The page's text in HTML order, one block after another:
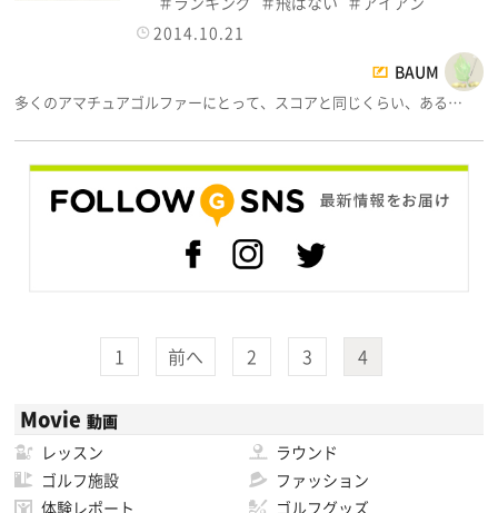
2014.10.21
BAUM
多くのアマチュアゴルファーにとって、スコアと同じくらい、ある…
1 前へ 2 3 4
Movie 動画
レッスン
ラウンド
ゴルフ施設
ファッション
体験レポート
ゴルフグッズ